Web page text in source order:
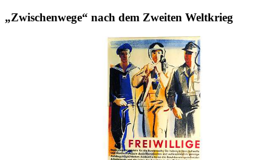
„Zwischenwege“ nach dem Zweiten Weltkrieg